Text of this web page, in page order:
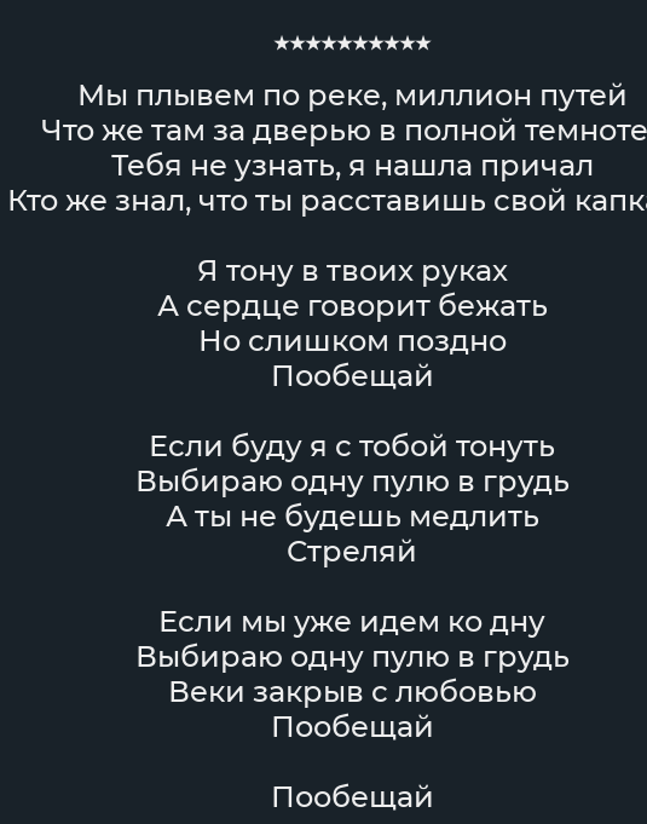
★★★★★★★★★★
Мы плывем по реке, миллион путей
Что же там за дверью в полной
Тебя не узнать, я нашла причал
Кто же знал, что ты расставишь свой
Я тону в твоих руках
А сердце говорит бежать
Но слишком поздно
Пообещай
Если буду я с тобой тонуть
Выбираю одну пулю в грудь
А ты не будешь медлить
Стреляй
Если мы уже идем ко дну
Выбираю одну пулю в грудь
Веки закрыв с любовью
Пообещай
Пообещай